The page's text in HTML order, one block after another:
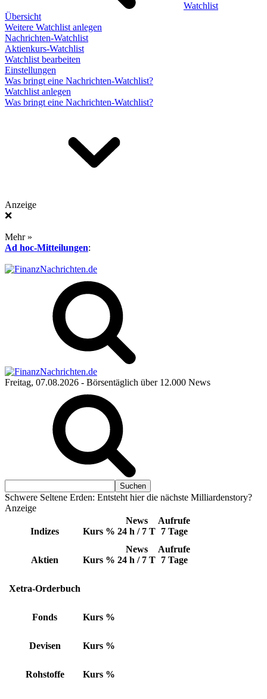
Watchlist
Übersicht
Weitere Watchlist anlegen
Nachrichten-Watchlist
Aktienkurs-Watchlist
Watchlist bearbeiten
Einstellungen
Was bringt eine Nachrichten-Watchlist?
Watchlist anlegen
Was bringt eine Nachrichten-Watchlist?
Anzeige
❌
Mehr »
Ad hoc-Mitteilungen:
Freitag, 07.08.2026 - Börsentäglich über 12.000 News
Schwere Seltene Erden: Entsteht hier die nächste Milliardenstory?
Anzeige
Indizes Kurs %
News
24 h / 7 T
Aufrufe
7 Tage
Aktien Kurs %
News
24 h / 7 T
Aufrufe
7 Tage
Xetra-Orderbuch
Fonds Kurs %
Devisen Kurs %
Rohstoffe Kurs %